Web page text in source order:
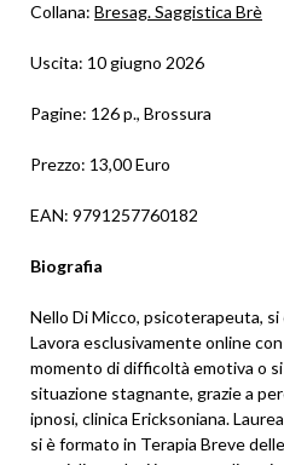
Collana: Bresag. Saggistica Brè
Uscita: 10 giugno 2026
Pagine: 126 p., Brossura
Prezzo: 13,00 Euro
EAN: 9791257760182
Biografia
Nello Di Micco, psicoterapeuta,
Lavora esclusivamente online
momento di difficoltà emotiva o
situazione stagnante, grazie a
ipnosi, clinica Ericksoniana.
si è formato in Terapia Breve